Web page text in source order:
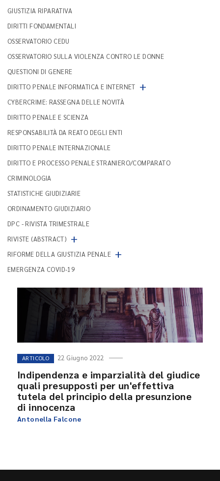
GIUSTIZIA RIPARATIVA
DIRITTI FONDAMENTALI
OSSERVATORIO CEDU
OSSERVATORIO SULLA VIOLENZA CONTRO LE DONNE
QUESTIONI DI GENERE
DIRITTO PENALE INFORMATICA E INTERNET +
CYBERCRIME: RASSEGNA DELLE NOVITÀ
DIRITTO PENALE E SCIENZA
RESPONSABILITÀ DA REATO DEGLI ENTI
DIRITTO PENALE INTERNAZIONALE
DIRITTO E PROCESSO PENALE STRANIERO/COMPARATO
CRIMINOLOGIA
STATISTICHE GIUDIZIARIE
ORDINAMENTO GIUDIZIARIO
DPC - RIVISTA TRIMESTRALE
RIVISTE (ABSTRACT) +
RIFORME DELLA GIUSTIZIA PENALE +
EMERGENZA COVID-19
ARTICOLO 22 Giugno 2022
Indipendenza e imparzialità del giudice
quali presupposti per un'effettiva
tutela del principio della presunzione
di innocenza
Antonella Falcone